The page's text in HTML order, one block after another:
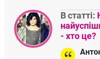
В статті:
- хто це?